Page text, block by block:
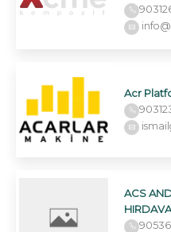
Acr
ACS
ŞİRKETİ